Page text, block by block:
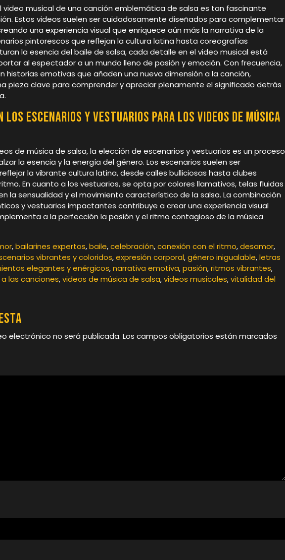
video musical de una canción emblemática de salsa es tan fascinante
Estos videos suelen ser cuidadosamente diseñados para complementar
una experiencia visual que enriquece aún más la narrativa de la
pintorescos que reflejan la cultura latina hasta coreografías
la esencia del baile de salsa, cada detalle en el video musical está
al espectador a un mundo lleno de pasión y emoción. Con frecuencia,
historias emotivas que añaden una nueva dimensión a la canción,
pieza clave para comprender y apreciar plenamente el significado detrás
los escenarios y vestuarios para los videos de música
de música de salsa, la elección de escenarios y vestuarios es un proceso
la esencia y la energía del género. Los escenarios suelen ser
la vibrante cultura latina, desde calles bulliciosas hasta clubes
En cuanto a los vestuarios, se opta por colores llamativos, telas fluidas
la sensualidad y el movimiento característico de la salsa. La combinación
y vestuarios impactantes contribuye a crear una experiencia visual
a la perfección la pasión y el ritmo contagioso de la música
,bailarines expertos,baile,celebración,conexión con el ritmo,desamor,
vibrantes y coloridos,expresión corporal,género inigualable,letras
elegantes y enérgicos,narrativa emotiva,pasión,ritmos vibrantes,
las canciones,videos de música de salsa,videos musicales,vitalidad del
electrónico no será publicada. Los campos obligatorios están marcados